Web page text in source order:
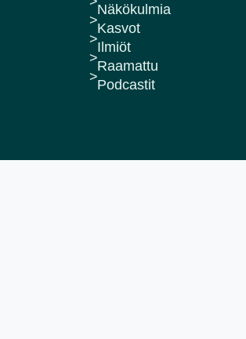
Näkökulmia
Kasvot
Ilmiöt
Raamattu
Podcastit